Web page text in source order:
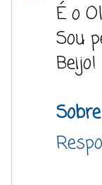
É o
Sou
Beijo!